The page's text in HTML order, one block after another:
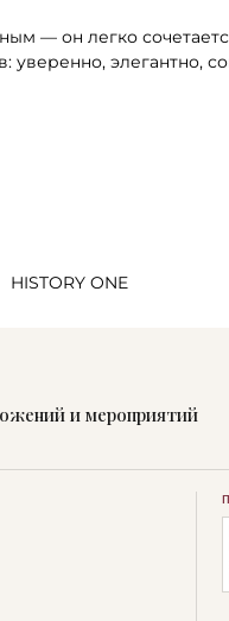
— он легко
уверенно, элегантно,
HISTORY ONE
и мероприятий